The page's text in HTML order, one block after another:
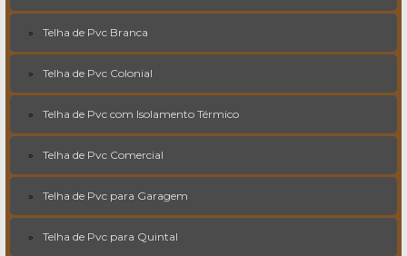
Telha de Pvc Branca
Telha de Pvc Colonial
Telha de Pvc com Isolamento Térmico
Telha de Pvc Comercial
Telha de Pvc para Garagem
Telha de Pvc para Quintal